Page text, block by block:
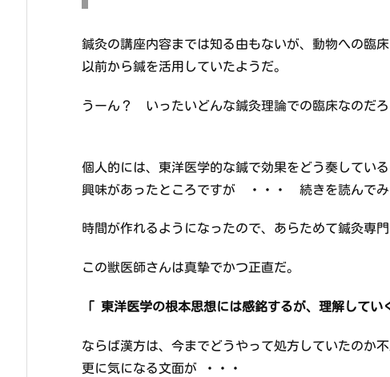
鍼灸の講座内容までは知る由もないが、動物への臨
以前から鍼を活用していたようだ。
うーん？ いったいどんな鍼灸理論での臨床なのだ
個人的には、東洋医学的な鍼で効果をどう奏している
興味があったところですが ・・・ 続きを読んでみ
時間が作れるようになったので、あらためて鍼灸専
この獣医師さんは真摯でかつ正直だ。
「 東洋医学の根本思想には感銘するが、理解して
ならば漢方は、今までどうやって処方していたのか
更に気になる文面が ・・・